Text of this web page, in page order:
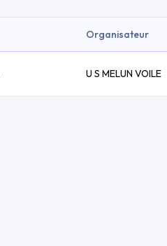
Organisateur
U S MELUN VOILE